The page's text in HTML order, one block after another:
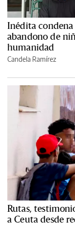
Inédita condena
abandono de
humanidad
Candela Ramírez
Rutas,
a Ceuta desde